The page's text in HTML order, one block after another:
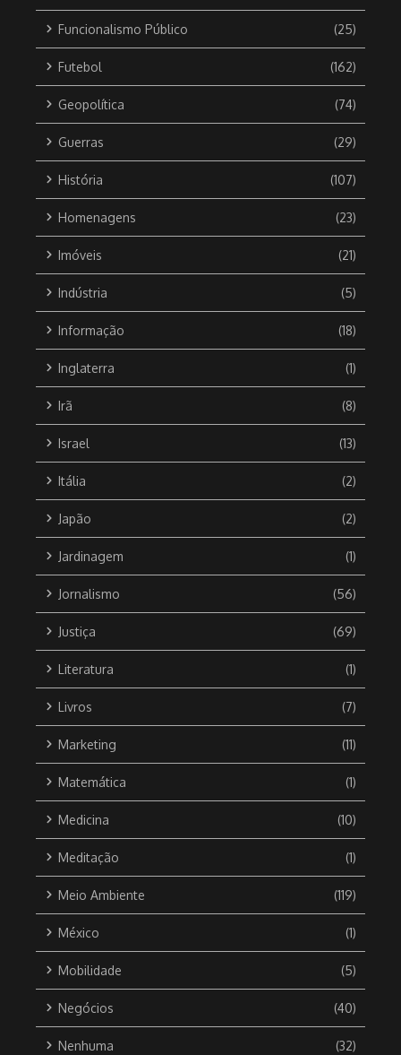
Funcionalismo Público (25)
Futebol (162)
Geopolítica (74)
Guerras (29)
História (107)
Homenagens (23)
Imóveis (21)
Indústria (5)
Informação (18)
Inglaterra (1)
Irã (8)
Israel (13)
Itália (2)
Japão (2)
Jardinagem (1)
Jornalismo (56)
Justiça (69)
Literatura (1)
Livros (7)
Marketing (11)
Matemática (1)
Medicina (10)
Meditação (1)
Meio Ambiente (119)
México (1)
Mobilidade (5)
Negócios (40)
Nenhuma (32)